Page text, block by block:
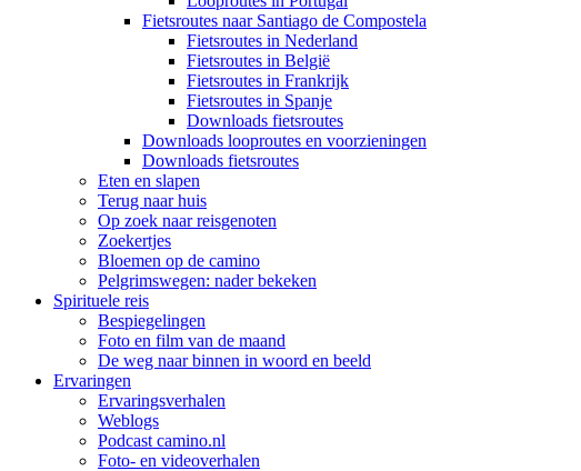
Fietsroutes naar Santiago de Compostela
Fietsroutes in Nederland
Fietsroutes in België
Fietsroutes in Frankrijk
Fietsroutes in Spanje
Downloads fietsroutes
Downloads looproutes en voorzieningen
Downloads fietsroutes
Eten en slapen
Terug naar huis
Op zoek naar reisgenoten
Zoekertjes
Bloemen op de camino
Pelgrimswegen: nader bekeken
Spirituele reis
Bespiegelingen
Foto en film van de maand
De weg naar binnen in woord en beeld
Ervaringen
Ervaringsverhalen
Weblogs
Podcast camino.nl
Foto- en videoverhalen